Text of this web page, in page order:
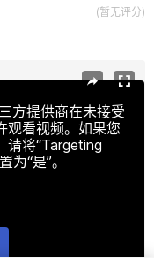
(暂无评分)
方提供商在未接受
观看视频。如果您
请将“Targeting
“是”。